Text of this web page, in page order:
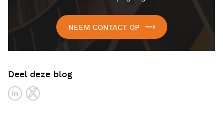
NEEM CONTACT OP
Deel deze blog